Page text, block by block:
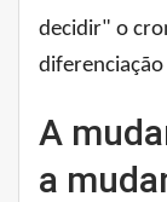
decidir" o
diferenciação
A
a